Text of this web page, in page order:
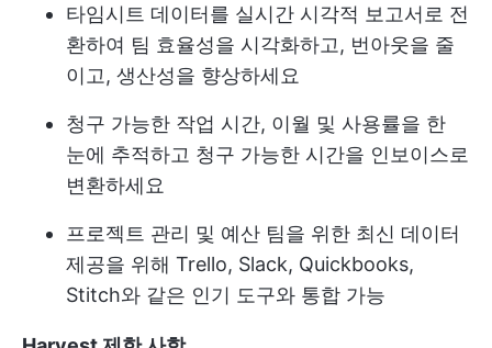
타임시트 데이터를 실시간 시각적 보고서로 전
환하여 팀 효율성을 시각화하고, 번아웃을 줄
이고, 생산성을 향상하세요
청구 가능한 작업 시간, 이월 및 사용률을 한
눈에 추적하고 청구 가능한 시간을 인보이스로
변환하세요
프로젝트 관리 및 예산 팀을 위한 최신 데이터
제공을 위해 Trello, Slack, Quickbooks,
Stitch와 같은 인기 도구와 통합 가능